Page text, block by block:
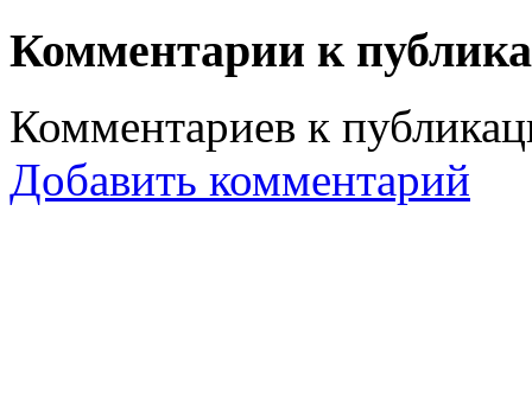
Комментарии к
Комментариев к
Добавить комментарий